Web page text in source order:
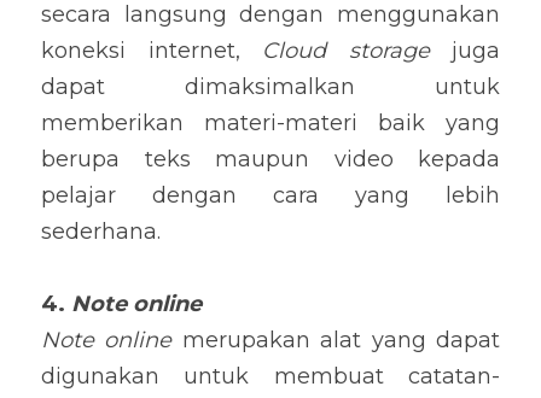
secara langsung dengan menggunakan
koneksi internet, Cloud storage juga
dapat dimaksimalkan untuk
memberikan materi-materi baik yang
berupa teks maupun video kepada
pelajar dengan cara yang lebih
sederhana.
4. Note online
Note online merupakan alat yang dapat
digunakan untuk membuat catatan-